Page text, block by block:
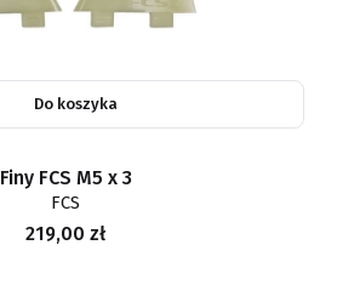
Do koszyka
Finy FCS M5 x 3
FCS
Cena
219,00 zł